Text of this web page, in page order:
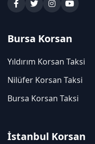
Bursa Korsan
Yıldırım Korsan Taksi
Nilüfer Korsan Taksi
Bursa Korsan Taksi
İstanbul Korsan